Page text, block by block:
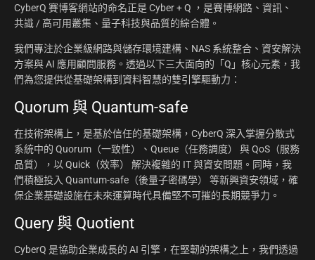
CyberQ 賽博客網站的命名正是 Cyber + Q ，是賽博網路、資訊、
共識 / 高可用叢集、量子科技與品質的綜合體。
我們專注於企業級網路與儲存環境建構、NAS 系統整合、資安解決
方案與 AI 應用顧問服務。透過以下三大面向的「Q」核心元素，我
們為您提供從基礎架構到資料智慧的雙引擎驅動力：
Quorum 與 Quantum-safe
在技術架構上，是基於信任的基礎架構，CyberQ 深入掌握分散式
系統中的 Quorum（一致性）、Queue（任務調度） 與 QoS（服務
品質），以 Quick（效率） 解決複雜的 IT 與資安問題。同時，我
們積極投入 Quantum-safe（後量子密碼學） 等新興資安領域，確
保企業基礎設施在未來運算時代具備堅不可摧的長期競爭力。
Query 與 Quotient
CyberQ 是協助企業成長的 AI 引擎，在堅韌的架構之上，我們透過